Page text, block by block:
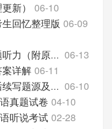
新） 06-10
回忆整理版 06-09
2025年高考英语（全国I卷）真题听力（附原文和答案分 06-13
详解 06-11
2025年高考英语（新高考I）读后续写题源及翻译 06-10
真题试卷 04-10
听说考试 02-28